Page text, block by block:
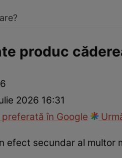
produc
2026 16:31
în Google
efect secundar al